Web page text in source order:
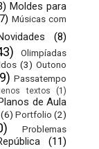
Moldes para
Músicas com
(8)
Olimpíadas
(3) Outono
Passatempo
textos (1)
de Aula
(6) Portfolio (2)
Problemas
(11)